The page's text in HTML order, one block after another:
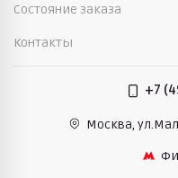
Состояние заказа
Контакты
+7
Москва,